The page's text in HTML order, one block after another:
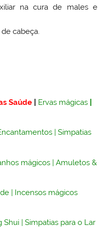
na cura de males e
cabeça.
Saúde Ervas mágicas
|Simpatias
mágicos |Amuletos &
| Incensos mágicos
Shui |Simpatias para o Lar